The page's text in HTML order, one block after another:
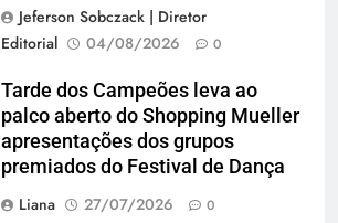
Jeferson Sobczack | Diretor
Editorial
04/08/2026 0
Tarde dos Campeões leva ao
palco aberto do Shopping Mueller
apresentações dos grupos
premiados do Festival de Dança
Liana
27/07/2026 0